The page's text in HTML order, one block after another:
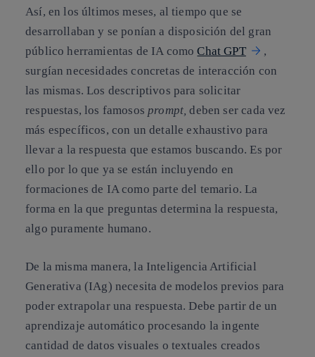
Así, en los últimos meses, al tiempo que se
desarrollaban y se ponían a disposición del gran
público herramientas de IA comoChat GPT
,
surgían necesidades concretas de interacción con
las mismas. Los descriptivos para solicitar
respuestas, los famososprompt, deben ser cada vez
más específicos, con un detalle exhaustivo para
llevar a la respuesta que estamos buscando. Es por
ello por lo que ya se están incluyendo en
formaciones de IA como parte del temario.La
forma en la que preguntas determina la respuesta,
algo puramente humano.
De la misma manera, la Inteligencia Artificial
Generativa (IAg) necesita de modelos previos para
poder extrapolar una respuesta. Debe partir de un
aprendizaje automático procesando la ingente
cantidad de datos visuales o textuales creados